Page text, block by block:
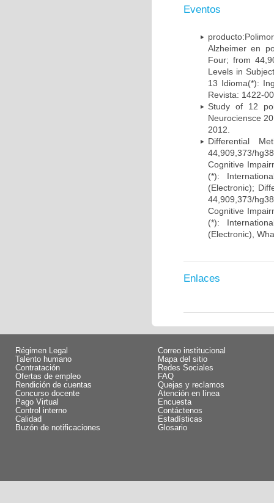
Eventos
Alzheimer en
Four; from
Levels in
13 Idioma(*):
Revista: 1422-
Study of 12
Neurociensce
2012.
Differential
44,909,373/
Cognitive
(*):
(Electronic);
44,909,373/
Cognitive
(*):
(Electronic),
Enlaces
Régimen Legal
Talento humano
Contratación
Ofertas de empleo
Rendición de cuentas
Concurso docente
Pago Virtual
Control interno
Calidad
Buzón de notificaciones
Correo institucional
Mapa del sitio
Redes Sociales
FAQ
Quejas y reclamos
Atención en línea
Encuesta
Contáctenos
Estadísticas
Glosario